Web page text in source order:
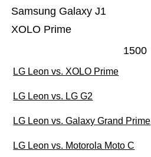
XOLO Prime
Samsung Galaxy J1
1500
LG Leon vs. XOLO Prime
LG Leon vs. LG G2
LG Leon vs. Galaxy Grand Prime
LG Leon vs. Motorola Moto C